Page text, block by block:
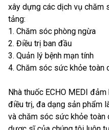
xây dựng các dịch vụ chăm
tảng:
1. Chăm sóc phòng ngừa
2. Điều trị ban đầu
3. Quản lý bệnh mạn tính
4. Chăm sóc sức khỏe toàn
Nhà thuốc ECHO MEDI
điều trị, đa dạng sản phẩm
và chăm sóc sức khỏe toàn